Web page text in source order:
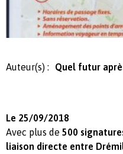
Auteur(s) : Quel futur
Le 25/09/2018
Avec plus de 500
liaison directe entre